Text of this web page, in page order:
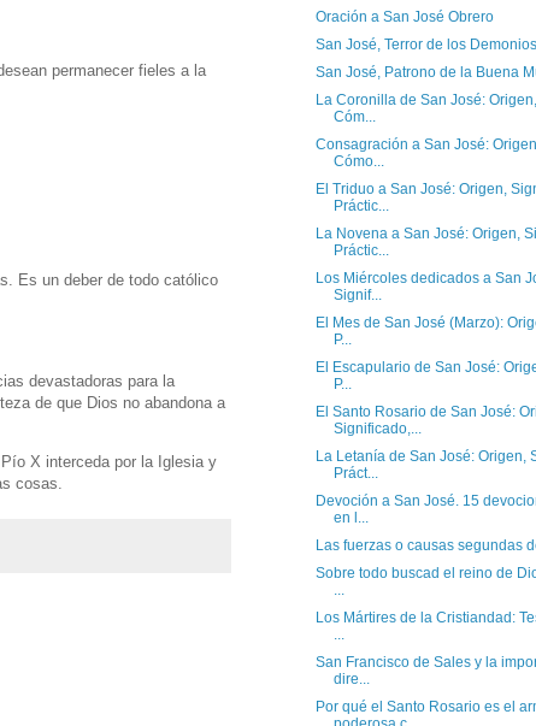
permanecer fieles a la
Es un deber de todo católico
devastadoras para la
de que Dios no abandona a
X interceda por la Iglesia y
cosas.
Oración a San José Obrero
San José, Terror de los Demonios
San José, Patrono de la Buena
La Coronilla de San José:
Cóm...
Consagración a San José:
Cómo...
El Triduo a San José: Origen,
Práctic...
La Novena a San José: Origen,
Práctic...
Los Miércoles dedicados a San
Signif...
El Mes de San José (Marzo):
P...
El Escapulario de San José:
P...
El Santo Rosario de San José:
Significado,...
La Letanía de San José: Origen,
Práct...
Devoción a San José. 15
en l...
Las fuerzas o causas segundas
Sobre todo buscad el reino de
...
Los Mártires de la Cristiandad:
...
San Francisco de Sales y la
dire...
Por qué el Santo Rosario es el